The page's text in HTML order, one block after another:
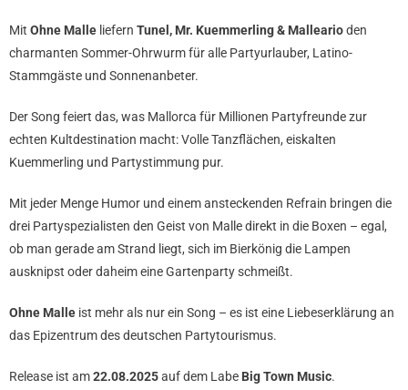
Mit Ohne Malle liefern Tunel, Mr. Kuemmerling & Mallearioden
charmanten Sommer-Ohrwurm für alle Partyurlauber, Latino-
Stammgäste und Sonnenanbeter.
Der Song feiert das, was Mallorca für Millionen Partyfreunde zur
echten Kultdestination macht: Volle Tanzflächen, eiskalten
Kuemmerling und Partystimmung pur.
Mit jeder Menge Humor und einem ansteckenden Refrain bringen die
drei Partyspezialisten den Geist von Malle direkt in die Boxen – egal,
ob man gerade am Strand liegt, sich im Bierkönig die Lampen
ausknipst oder daheim eine Gartenparty schmeißt.
Ohne Malle ist mehr als nur ein Song – es ist eine Liebeserklärung an
das Epizentrum des deutschen Partytourismus.
Release ist am22.08.2025auf dem Labe Big Town Music.